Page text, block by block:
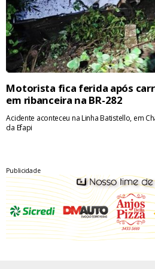
Motorista fica ferida após
em ribanceira na BR-282
Acidente aconteceu na Linha Batistello, em
da Efapi
Publicidade